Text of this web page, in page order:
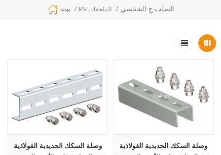
بيت / PV الملحقات / الصلب ج الشخصي
وصلة السكك الحديدية الفولاذية
وصلة السكك الحديدية الفولاذية